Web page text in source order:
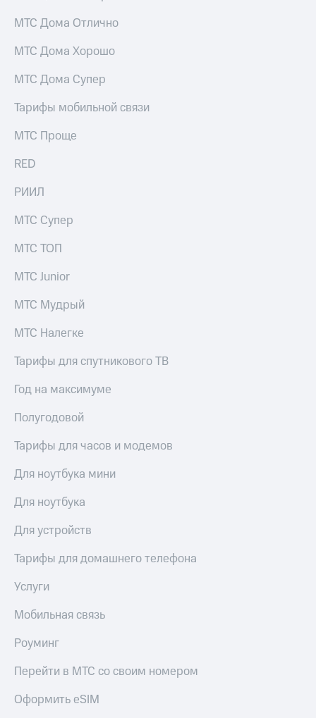
МТС Дома Отлично
МТС Дома Хорошо
МТС Дома Супер
Тарифы мобильной связи
МТС Проще
RED
РИИЛ
МТС Супер
МТС ТОП
МТС Junior
МТС Мудрый
МТС Налегке
Тарифы для спутникового ТВ
Год на максимуме
Полугодовой
Тарифы для часов и модемов
Для ноутбука мини
Для ноутбука
Для устройств
Тарифы для домашнего телефона
Услуги
Мобильная связь
Роуминг
Перейти в МТС со своим номером
Оформить eSIM